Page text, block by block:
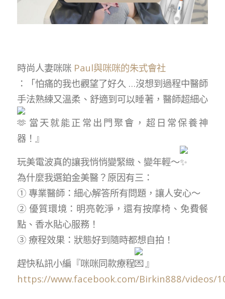
時尚人妻咪咪 Paul與咪咪的朱式會社
：「怕痛的我也觀望了好久 …沒想到過程中醫師
手法熟練又溫柔、舒適到可以睡著，醫師超細心
當天就能正常出門聚會，超日常保養神
器！』
玩美電波真的讓我悄悄變緊緻、變年輕～
為什麼我選鉑金美醫？原因有三：
① 專業醫師：細心解答所有問題，讓人安心～
② 優質環境：明亮乾淨，還有按摩椅、免費餐
點、香水貼心服務！
③ 療程效果：狀態好到隨時都想自拍！
趕快私訊小編『咪咪同款療程
』
https://www.facebook.com/Birkin888/videos/